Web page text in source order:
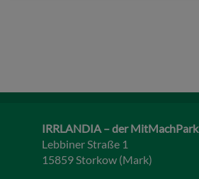
IRRLANDIA – der MitMachPark
Lebbiner Straße 1
15859 Storkow (Mark)